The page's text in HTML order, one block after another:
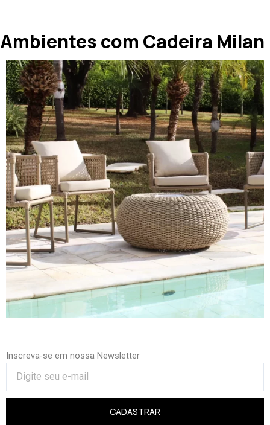
Ambientes com Cadeira Milan
Inscreva-se em nossa Newsletter
CADASTRAR